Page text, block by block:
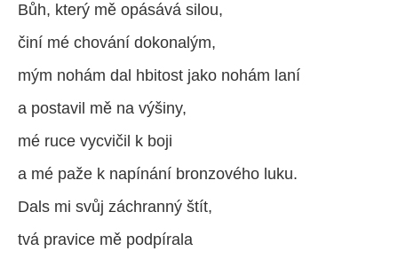
Bůh, který mě opásává silou,
činí mé chování dokonalým,
mým nohám dal hbitost jako nohám laní
a postavil mě na výšiny,
mé ruce vycvičil k boji
a mé paže k napínání bronzového luku.
Dals mi svůj záchranný štít,
tvá pravice mě podpírala